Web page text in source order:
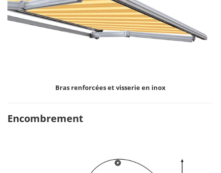
Bras renforcées et visserie en inox
Encombrement